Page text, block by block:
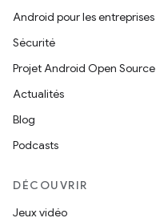
Android pour les entreprises
Sécurité
Projet Android Open Source
Actualités
Blog
Podcasts
DÉCOUVRIR
Jeux vidéo